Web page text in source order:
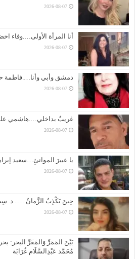
2026-08-07
أنا المرأة الأولى….وفاء
2026-08-07
دمشق وأبي
2026-08-07
غريبٌ بداخلي….هاشمي
2026-08-07
يا عبيرَ الموانئِ…سعيد
2026-08-07
حِينَ يَكْذِبُ الزَّمانُ ….. د.
2026-08-07
بَيْنَ المَمَرِّ وَالمَقَرِّ البحر:
مُحَمَّد عَبْدِالسَّلَام غُرَابَة